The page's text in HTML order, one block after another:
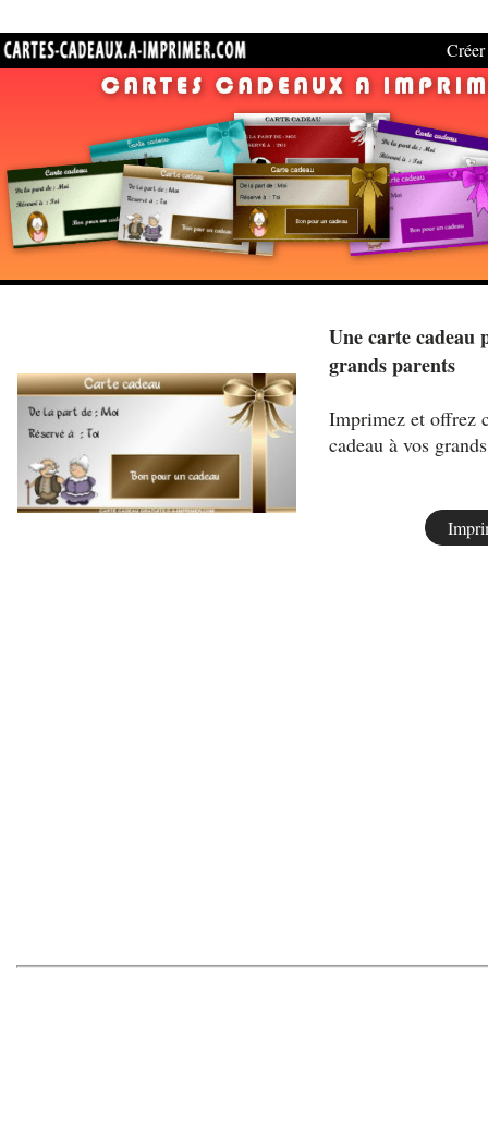
Créer
Une carte cadeau
grands parents
Imprimez et offrez
cadeau à vos